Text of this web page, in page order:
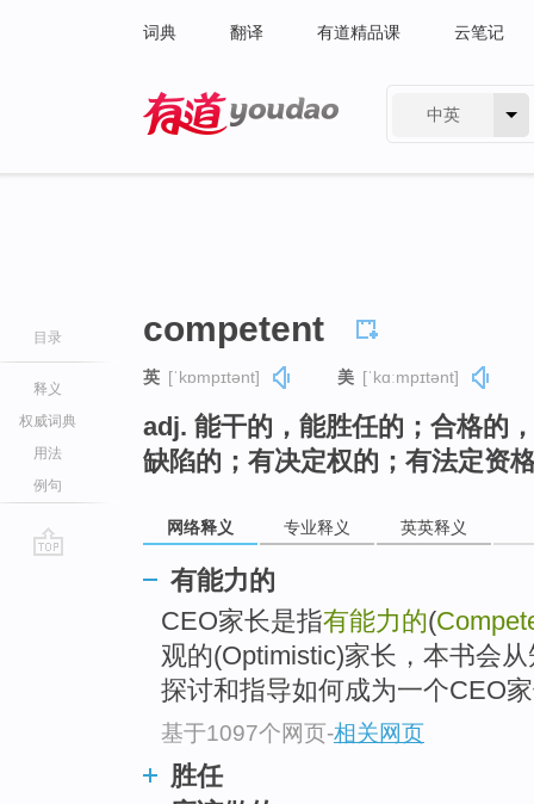
词典 翻译 有道精品课 云笔记
中英
目录
释义
权威词典
用法
例句
competent
英 [ˈkɒmpɪtənt] 美 [ˈkɑːmpɪtənt]
adj. 能干的，能胜任的；合格的
缺陷的；有决定权的；有法定资
网络释义 专业释义 英英释义
有能力的
CEO家长是指有能力的(
观的(Optimistic)家长，本书会
探讨和指导如何成为一个CEO
基于1097个网页-相关网页
胜任